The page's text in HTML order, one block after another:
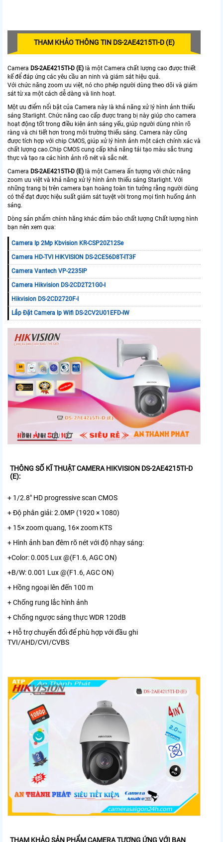
THAM KHẢO THÔNG TIN DS-2AE4215TI-D (E)
Camera DS-2AE4215TI-D (E) là một Camera chất lượng cao được thiết
kế để đáp ứng các yêu cầu an ninh và giám sát hiệu quả.
Với chức năng zoom ưu việt, nó cho phép người dùng theo dõi và giám
sát từ xa một cách dễ dàng và linh hoạt.
Một ưu điểm nổi bật của Camera này là khả năng xử lý hình ảnh thiếu
sáng Starlight. Chức năng cao cấp được trang bị này giúp cho camera
hoạt động tốt trong điều kiện ánh sáng yếu, giúp người dùng nhìn rõ
ràng và chi tiết hơn trong môi trường thiếu sáng. Camera này cũng
được tích hợp với chip CMOS, giúp xử lý hình ảnh một cách chính xác và
chất lượng cao.Chip CMOS cung cấp khả năng tái tạo màu sắc trung
thực và tạo ra các hình ảnh rõ nét và sắc nét.
Camera DS-2AE4215TI-D (E) là một Camera ấn tượng với chức năng
zoom ưu việt và khả năng xử lý hình ảnh thiếu sáng Starlight. Với
những trang bị trên camera bạn hoàng toàn tin tưởng rằng người dùng
có thể đạt được hiệu suất giám sát tuyệt vời trong mọi tình huống ánh
sáng.
Dòng sản phẩm chính hãng khác đảm bảo chất lượng Chất lượng hình
bạn nên xem qua:
Camera Ip 2Mp Kbvision KR-CSP20Z12Se
Camera HD-TVI HIKVISION DS-2CE56D8T-IT3F
Camera Vantech VP-2235IP
Camera Hikvision DS-2CD2T21G0-I
Hikvision DS-2CD2720F-I
Lắp Đặt Camera Ip Wifi DS-2CV2U01EFD-IW
THÔNG SỐ KĨ THUẬT CAMERA HIKVISION DS-2AE4215TI-D
(E):
+ 1/2.8" HD progressive scan CMOS
+ Độ phân giải: 2.0MP (1920 × 1080)
+ 15× zoom quang, 16× zoom KTS
+ Hình ảnh ban đêm rõ nét với độ nhạy sáng:
+Color: 0.005 Lux @(F1.6, AGC ON)
+B/W: 0.001 Lux @(F1.6, AGC ON)
+ Hồng ngoại lên đến 100 m
+ Chống rung lắc hình ảnh
+ Chống ngược sáng thực WDR 120dB
+ Hỗ trợ chuyển đổi để phù hợp với đầu ghi
TVI/AHD/CVI/CVBS
THAM KHẢO SẢN PHẨM CAMERA TƯƠNG ỨNG VỚI BẠN